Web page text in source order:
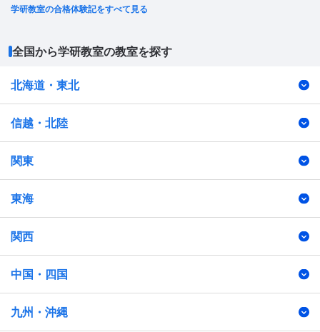
学研教室の合格体験記をすべて見る
全国から学研教室の教室を探す
北海道・東北
信越・北陸
関東
東海
関西
中国・四国
九州・沖縄